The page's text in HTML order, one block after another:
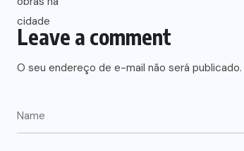
Leave a comment
O seu endereço de e-mail não será publicado.